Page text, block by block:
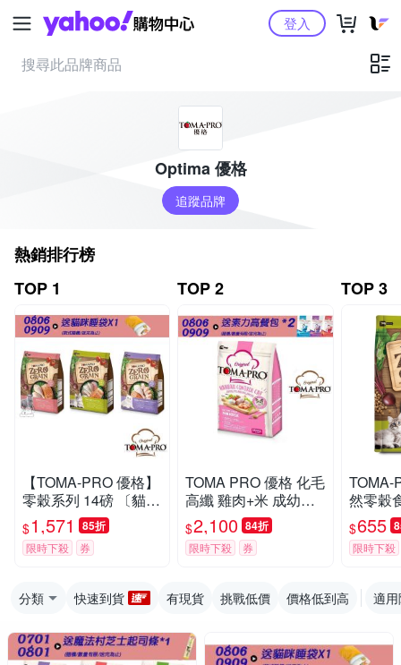
Yahoo購物中心登入
Optima 優格
追蹤品牌
熱銷排行榜
TOP 1
【TOMA-PRO 優格】
零穀系列 14磅 〔貓飼
料 貓糧 5種魚 鮭魚 體
重管理〕
$1,571 85折
限時下殺 券
TOP 2
TOMA PRO 優格 化毛
高纖 雞肉+米 成幼貓
飼料 13.6公斤
$2,100 84折
限時下殺 券
TOP 3
TOMA-
然零穀
毛配
$655
限時下殺
分類 快速到貨 有現貨 挑戰低價 價格低到高 適